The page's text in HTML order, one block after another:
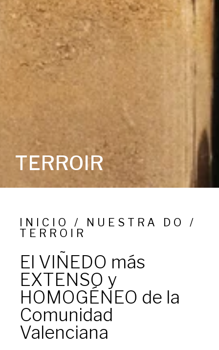
TERROIR
INICIO / NUESTRA DO /
TERROIR
El VIÑEDO más
EXTENSO y
HOMOGÉNEO de la
Comunidad
Valenciana